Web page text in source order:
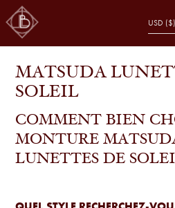
MATSUDA
SOLEIL
COMMENT BIEN
MONTURE
LUNETTES DE